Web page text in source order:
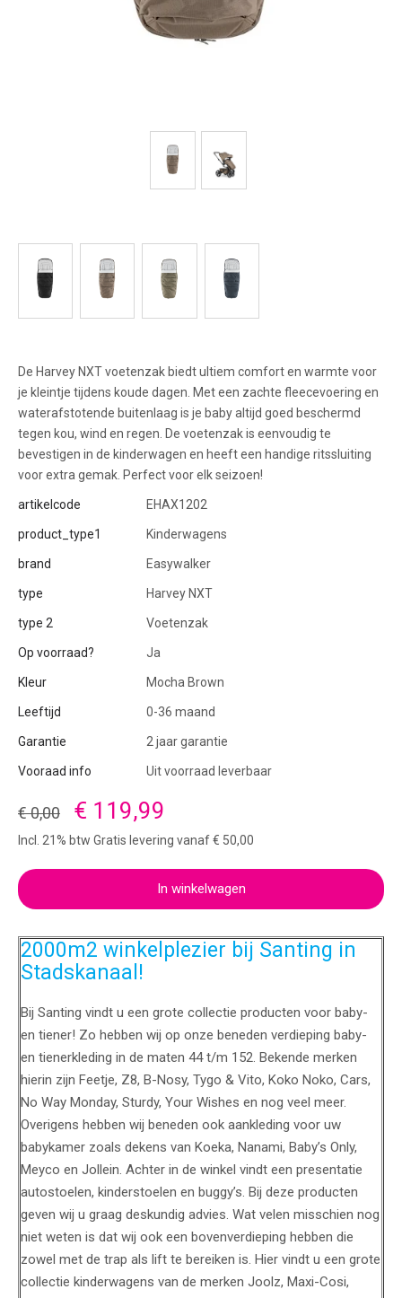
De Harvey NXT voetenzak biedt ultiem comfort en warmte voor
je kleintje tijdens koude dagen. Met een zachte fleecevoering en
waterafstotende buitenlaag is je baby altijd goed beschermd
tegen kou, wind en regen. De voetenzak is eenvoudig te
bevestigen in de kinderwagen en heeft een handige ritssluiting
voor extra gemak. Perfect voor elk seizoen!
artikelcode EHAX1202
product_type1 Kinderwagens
brand Easywalker
type Harvey NXT
type 2 Voetenzak
Op voorraad? Ja
Kleur Mocha Brown
Leeftijd 0-36 maand
Garantie 2 jaar garantie
Vooraad info Uit voorraad leverbaar
€ 0,00 € 119,99
Incl. 21% btw Gratis levering vanaf € 50,00
In winkelwagen
2000m2 winkelplezier bij Santing in
Stadskanaal!
Bij Santing vindt u een grote collectie producten voor baby-
en tiener! Zo hebben wij op onze beneden verdieping baby-
en tienerkleding in de maten 44 t/m 152. Bekende merken
hierin zijn Feetje, Z8, B-Nosy, Tygo & Vito, Koko Noko, Cars,
No Way Monday, Sturdy, Your Wishes en nog veel meer.
Overigens hebben wij beneden ook aankleding voor uw
babykamer zoals dekens van Koeka, Nanami, Baby’s Only,
Meyco en Jollein. Achter in de winkel vindt een presentatie
autostoelen, kinderstoelen en buggy’s. Bij deze producten
geven wij u graag deskundig advies. Wat velen misschien nog
niet weten is dat wij ook een bovenverdieping hebben die
zowel met de trap als lift te bereiken is. Hier vindt u een grote
collectie kinderwagens van de merken Joolz, Maxi-Cosi,